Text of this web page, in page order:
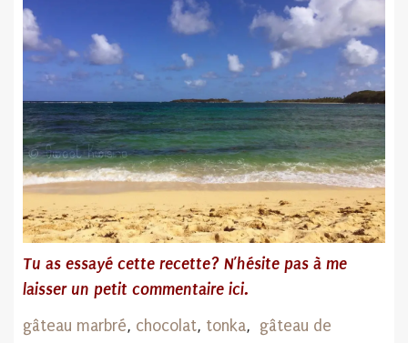
Tu as essayé cette recette? N’hésite pas à me
laisser un petit commentaire ici.
gâteau marbré, chocolat, tonka, gâteau de